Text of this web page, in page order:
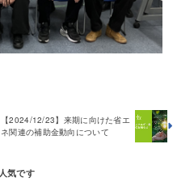
【2024/12/23】来期に向けた省エ
ネ関連の補助金動向について